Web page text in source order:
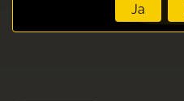
Ja